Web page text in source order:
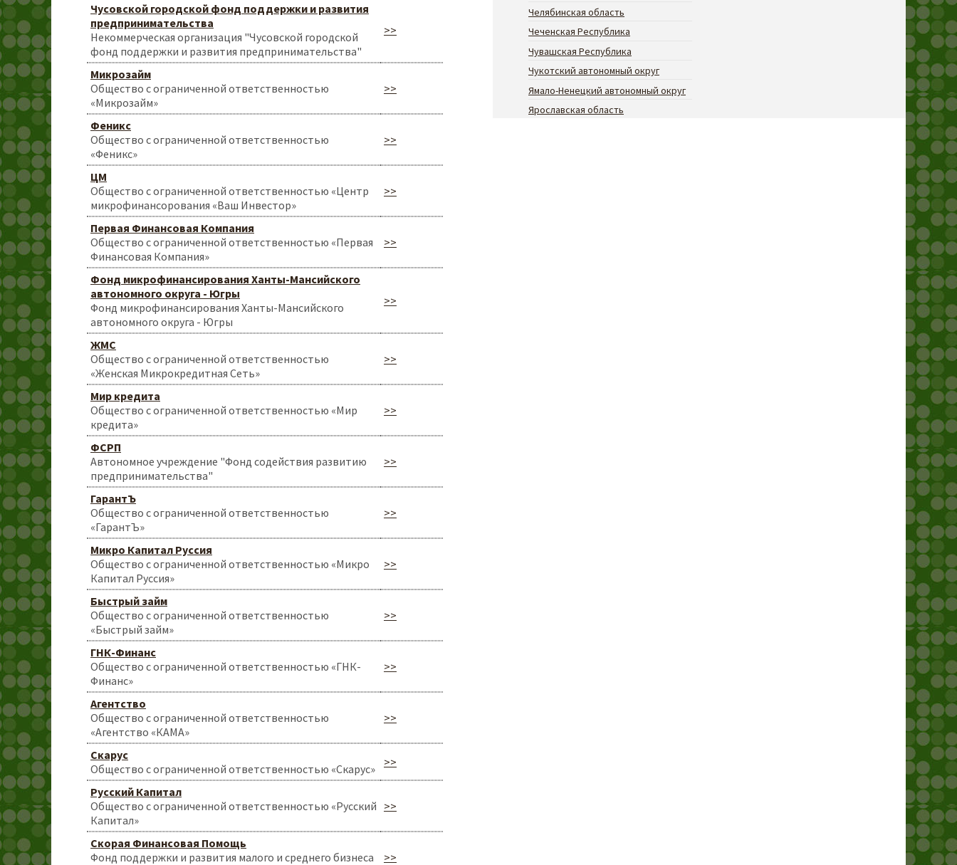
Чусовской городской фонд поддержки и развития
предпринимательства
Некоммерческая организация "Чусовской городской
фонд поддержки и развития предпринимательства"
>>
Микрозайм
Общество с ограниченной ответственностью
«Микрозайм»
>>
Феникс
Общество с ограниченной ответственностью
«Феникс»
>>
ЦМ
Общество с ограниченной ответственностью «Центр
микрофинансорования «Ваш Инвестор»
>>
Первая Финансовая Компания
Общество с ограниченной ответственностью «Первая
Финансовая Компания»
>>
Фонд микрофинансирования Ханты-Мансийского
автономного округа - Югры
Фонд микрофинансирования Ханты-Мансийского
автономного округа - Югры
>>
ЖМС
Общество с ограниченной ответственностью
«Женская Микрокредитная Сеть»
>>
Мир кредита
Общество с ограниченной ответственностью «Мир
кредита»
>>
ФСРП
Автономное учреждение "Фонд содействия развитию
предпринимательства"
>>
ГарантЪ
Общество с ограниченной ответственностью
«ГарантЪ»
>>
Микро Капитал Руссия
Общество с ограниченной ответственностью «Микро
Капитал Руссия»
>>
Быстрый займ
Общество с ограниченной ответственностью
«Быстрый займ»
>>
ГНК-Финанс
Общество с ограниченной ответственностью «ГНК-
Финанс»
>>
Агентство
Общество с ограниченной ответственностью
«Агентство «КАМА»
>>
Скарус
Общество с ограниченной ответственностью «Скарус»
>>
Русский Капитал
Общество с ограниченной ответственностью «Русский
Капитал»
>>
Скорая Финансовая Помощь
Фонд поддержки и развития малого и среднего бизнеса
>>
Челябинская область
Чеченская Республика
Чувашская Республика
Чукотский автономный округ
Ямало-Ненецкий автономный округ
Ярославская область